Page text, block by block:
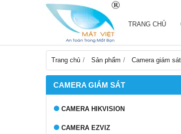
TRANG CHỦ
Trang chủ Sản phẩm Camera giám sát
CAMERA GIÁM SÁT
CAMERA HIKVISION
CAMERA EZVIZ